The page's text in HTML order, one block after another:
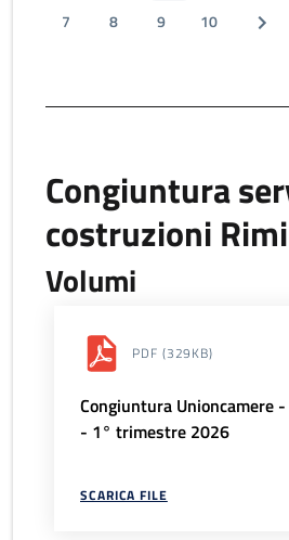
7
8 9 10
Congiuntura
costruzioni
Volumi
PDF (329KB)
Congiuntura Unioncamere
- 1° trimestre 2026
SCARICA FILE